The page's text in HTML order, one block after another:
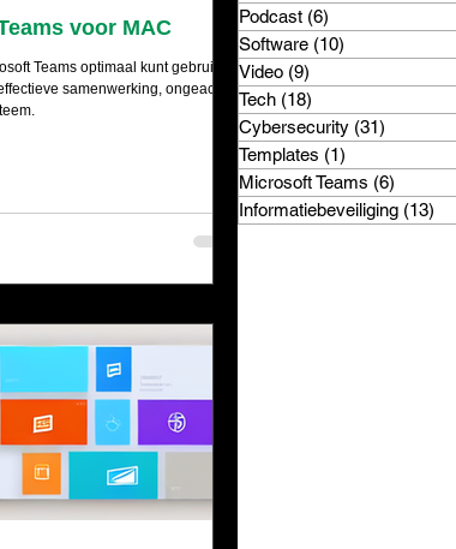
voor MAC
Teams optimaal kunt gebruiken
samenwerking, ongeacht
Podcast (6)
Software (10)
Video (9)
Tech (18)
Cybersecurity (31)
Templates (1)
Microsoft Teams (6)
Informatiebeveiliging (13)